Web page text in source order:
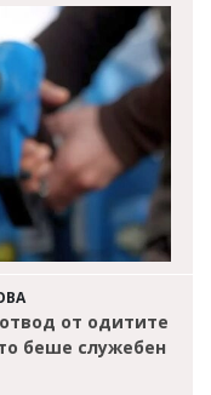
от одитите
беше служебен